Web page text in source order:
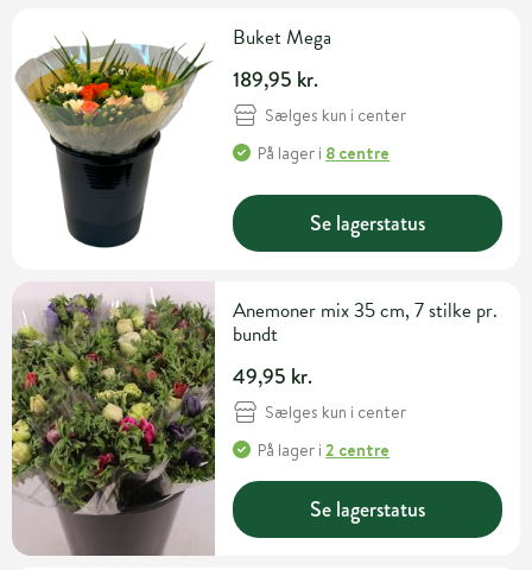
Buket Mega
189,95 kr.
Sælges kun i center
På lager i 8 centre
Se lagerstatus
Anemoner mix 35 cm, 7 stilke pr.
bundt
49,95 kr.
Sælges kun i center
På lager i2 centre
Se lagerstatus